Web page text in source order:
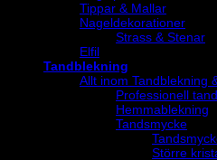
Tippar & Mallar
Nageldekorationer
Strass & Stenar
Elfil
Tandblekning
Allt inom Tandblekning
Professionell
Hemmablekning
Tandsmycke
Större